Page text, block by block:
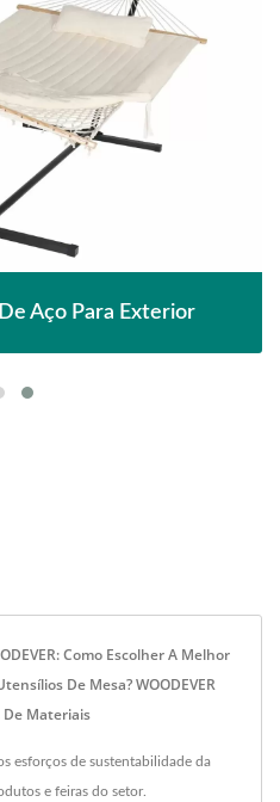
Aço Para Exterior
Como Escolher A Melhor
De Mesa? WOODEVER
De Materiais
esforços de sustentabilidade da
e feiras do setor.